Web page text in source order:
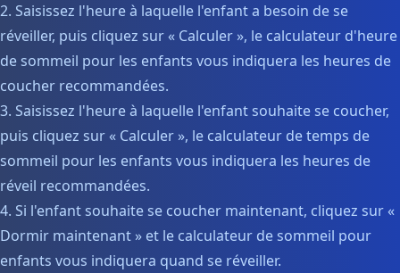
2. Saisissez l'heure à laquelle l'enfant a besoin de se
réveiller, puis cliquez sur « Calculer », le calculateur d'heure
de sommeil pour les enfants vous indiquera les heures de
coucher recommandées.
3. Saisissez l'heure à laquelle l'enfant souhaite se coucher,
puis cliquez sur « Calculer », le calculateur de temps de
sommeil pour les enfants vous indiquera les heures de
réveil recommandées.
4. Si l'enfant souhaite se coucher maintenant, cliquez sur «
Dormir maintenant » et le calculateur de sommeil pour
enfants vous indiquera quand se réveiller.